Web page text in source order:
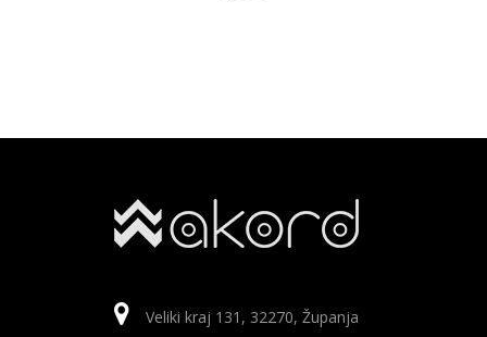
Veliki kraj 131, 32270, Županja